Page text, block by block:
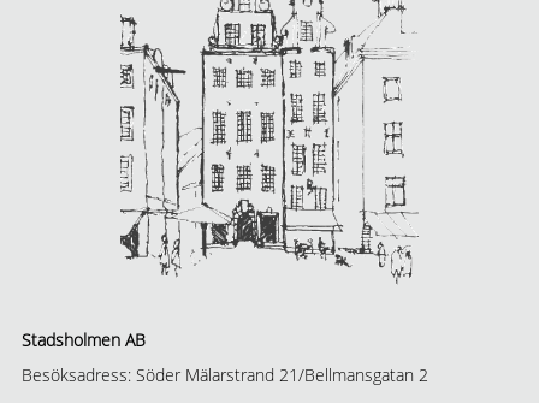
Stadsholmen AB
Besöksadress: Söder Mälarstrand 21/Bellmansgatan 2